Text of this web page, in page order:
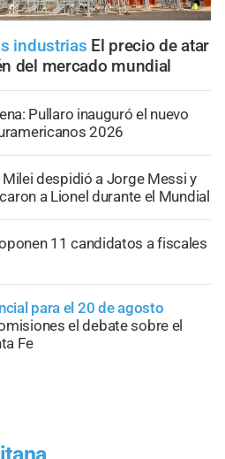
industrias El precio de atar
del mercado mundial
Pullaro inauguró el nuevo
2026
Milei despidió a Jorge Messi y
a Lionel durante el Mundial
11 candidatos a fiscales
para el 20 de agosto
el debate sobre el
Fe